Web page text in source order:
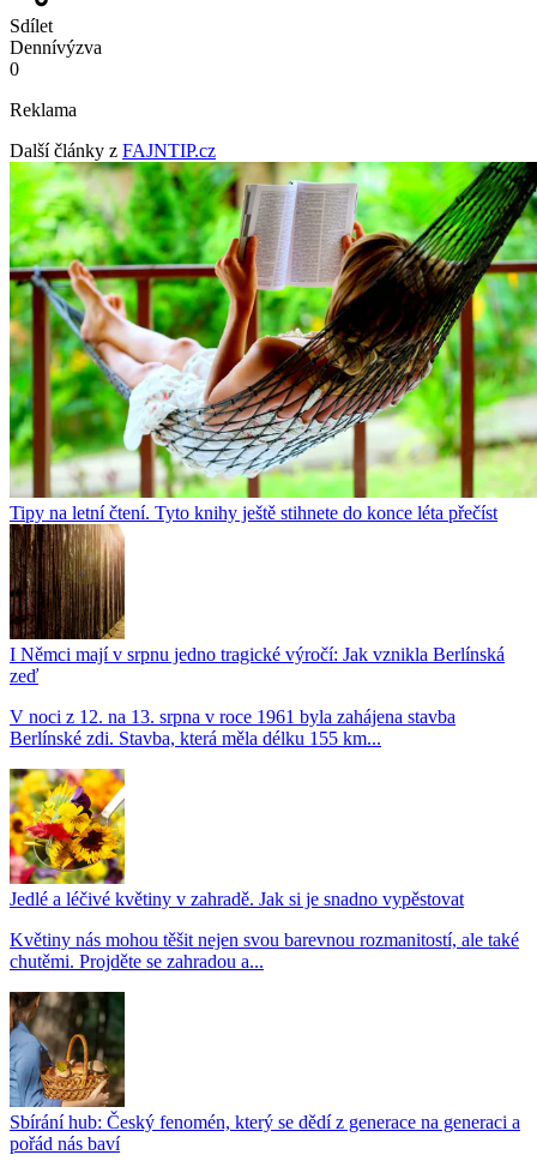
Sdílet
Dennívýzva
0
Reklama
Další články z FAJNTIP.cz
Tipy na letní čtení. Tyto knihy ještě stihnete do konce léta přečíst
I Němci mají v srpnu jedno tragické výročí: Jak vznikla Berlínská
zeď
V noci z 12. na 13. srpna v roce 1961 byla zahájena stavba
Berlínské zdi. Stavba, která měla délku 155 km...
Jedlé a léčivé květiny v zahradě. Jak si je snadno vypěstovat
Květiny nás mohou těšit nejen svou barevnou rozmanitostí, ale také
chutěmi. Projděte se zahradou a...
Sbírání hub: Český fenomén, který se dědí z generace na generaci a
pořád nás baví